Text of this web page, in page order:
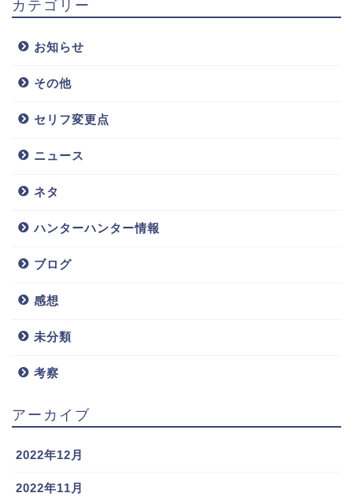
カテゴリー
お知らせ
その他
セリフ変更点
ニュース
ネタ
ハンターハンター情報
ブログ
感想
未分類
考察
アーカイブ
2022年12月
2022年11月